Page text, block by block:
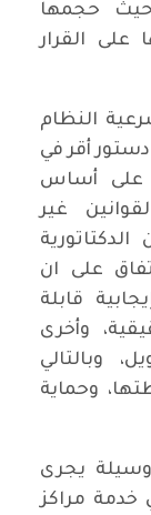
حيث حجمها
على القرار
النظام
أقر في
على أساس
غير
على ان
قابلة
وأخرى
وبالتالي
وحماية
يجرى
خدمة مراكز